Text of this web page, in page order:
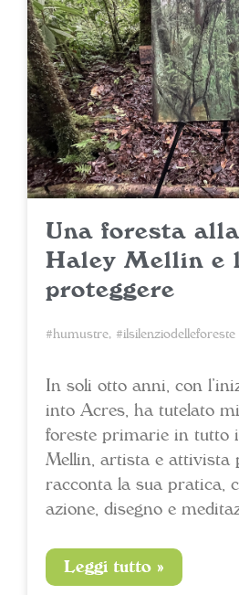
Una foresta
Haley Mellin e
proteggere
#humustre, #ilsilenziodelleforeste
In soli otto anni, con
into Acres, ha tutelato
foreste primarie in tutto
Mellin, artista e attivista
racconta la sua pratica,
azione, disegno e
Leggi tutto »